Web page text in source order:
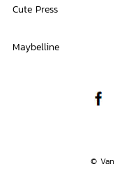
Cute Press
Maybelline
©